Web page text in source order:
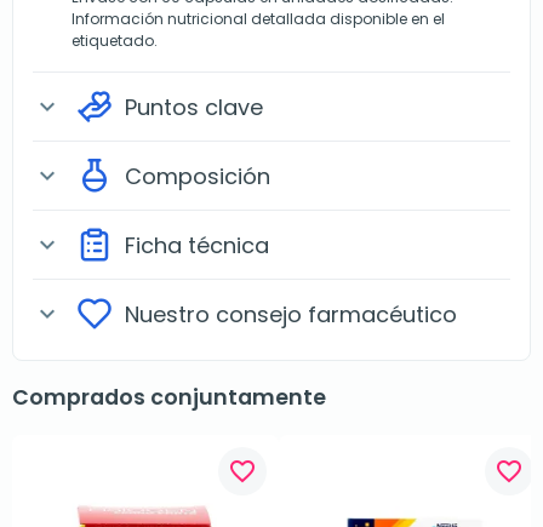
Información nutricional detallada disponible en el
etiquetado.
expand_more Puntos clave
expand_more Composición
expand_more Ficha técnica
expand_more Nuestro consejo farmacéutico
Comprados conjuntamente
favorite_border favorite_border